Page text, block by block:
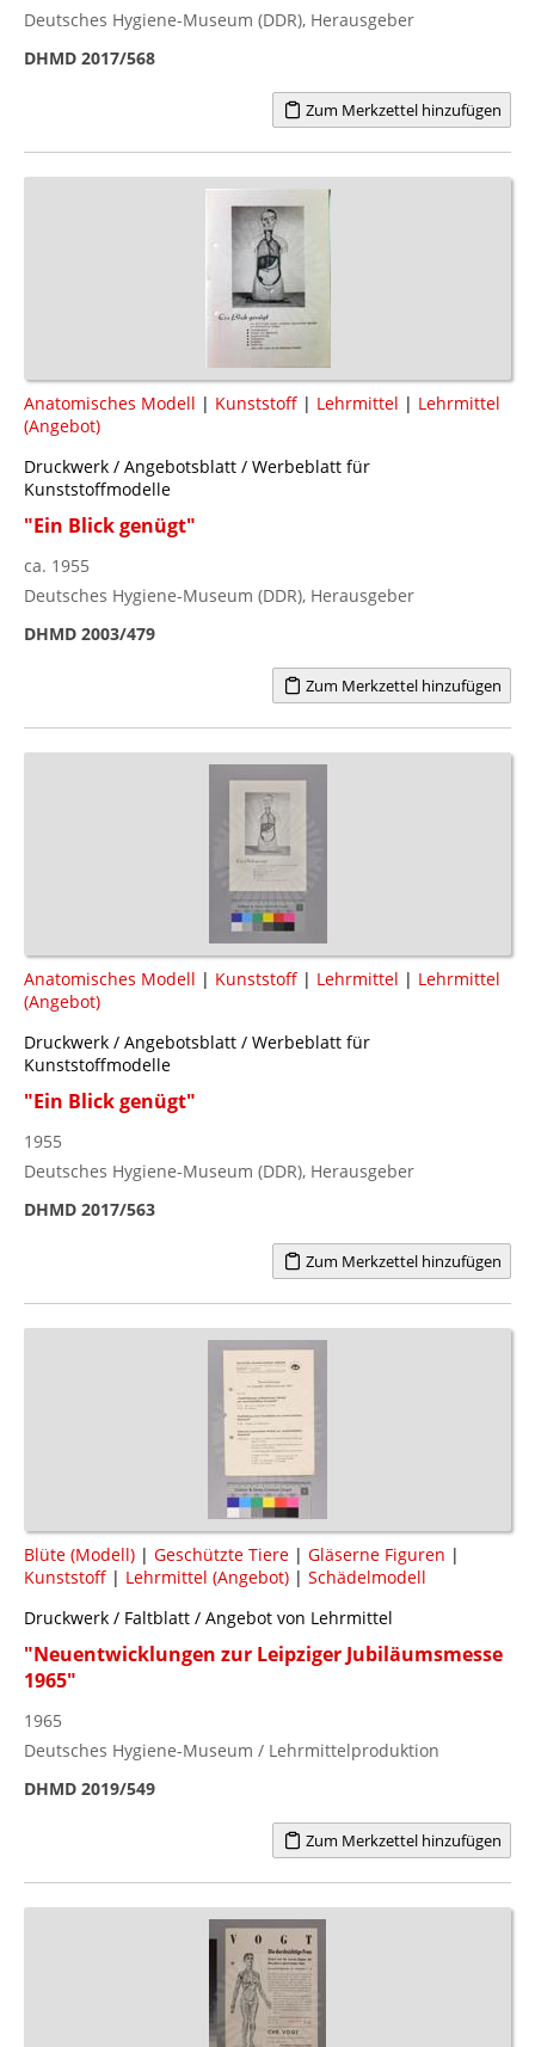
Deutsches Hygiene-Museum (DDR), Herausgeber
DHMD 2017/568
Zum Merkzettel hinzufügen
Anatomisches Modell | Kunststoff | Lehrmittel | Lehrmittel
(Angebot)
Druckwerk / Angebotsblatt / Werbeblatt für
Kunststoffmodelle
"Ein Blick genügt"
ca. 1955
Deutsches Hygiene-Museum (DDR), Herausgeber
DHMD 2003/479
Zum Merkzettel hinzufügen
Anatomisches Modell | Kunststoff | Lehrmittel | Lehrmittel
(Angebot)
Druckwerk / Angebotsblatt / Werbeblatt für
Kunststoffmodelle
"Ein Blick genügt"
1955
Deutsches Hygiene-Museum (DDR), Herausgeber
DHMD 2017/563
Zum Merkzettel hinzufügen
Blüte (Modell) | Geschützte Tiere | Gläserne Figuren |
Kunststoff | Lehrmittel (Angebot) | Schädelmodell
Druckwerk / Faltblatt / Angebot von Lehrmittel
"Neuentwicklungen zur Leipziger Jubiläumsmesse
1965"
1965
Deutsches Hygiene-Museum / Lehrmittelproduktion
DHMD 2019/549
Zum Merkzettel hinzufügen